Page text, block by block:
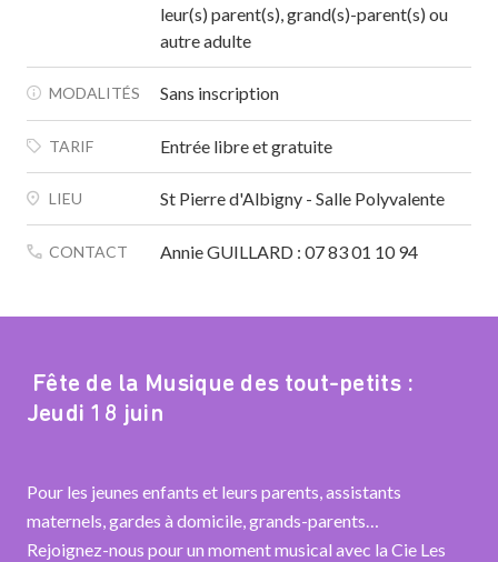
leur(s) parent(s), grand(s)-parent(s) ou
autre adulte
MODALITÉS Sans inscription
TARIF Entrée libre et gratuite
LIEU St Pierre d'Albigny - Salle Polyvalente
CONTACT Annie GUILLARD : 07 83 01 10 94
Fête de la Musique des tout-petits :
Jeudi 18 juin
Pour les jeunes enfants et leurs parents, assistants
maternels, gardes à domicile, grands-parents…
Rejoignez-nous pour un moment musical avec la Cie Les